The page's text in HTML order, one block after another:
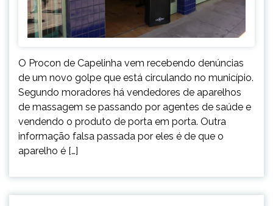
O Procon de Capelinha vem recebendo denúncias
de um novo golpe que está circulando no município.
Segundo moradores há vendedores de aparelhos
de massagem se passando por agentes de saúde e
vendendo o produto de porta em porta. Outra
informação falsa passada por eles é de que o
aparelho é […]